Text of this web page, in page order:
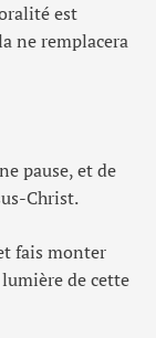
est
ne remplacera
pause, et de
Christ.
fais monter
de cette